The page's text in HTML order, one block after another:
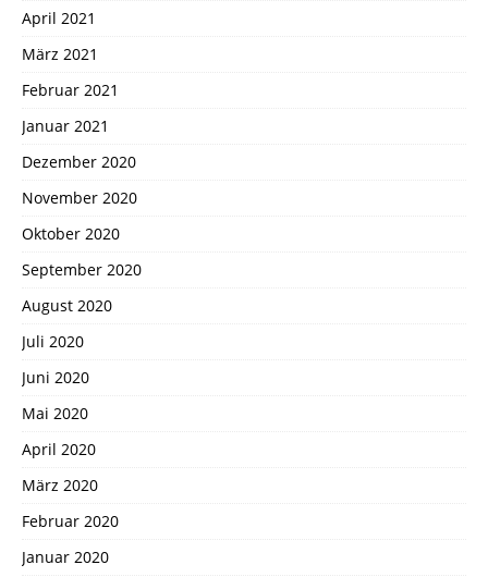
April 2021
März 2021
Februar 2021
Januar 2021
Dezember 2020
November 2020
Oktober 2020
September 2020
August 2020
Juli 2020
Juni 2020
Mai 2020
April 2020
März 2020
Februar 2020
Januar 2020